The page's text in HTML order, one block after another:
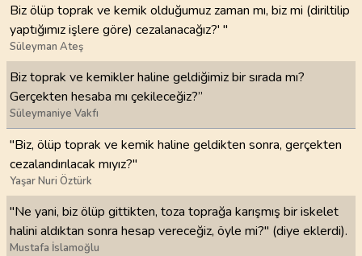
Biz ölüp toprak ve kemik olduğumuz zaman mı, biz mi (diriltilip
yaptığımız işlere göre) cezalanacağız?' "
Süleyman Ateş
Biz toprak ve kemikler haline geldiğimiz bir sırada mı?
Gerçekten hesaba mı çekileceğiz?”
Süleymaniye Vakfı
"Biz, ölüp toprak ve kemik haline geldikten sonra, gerçekten
cezalandırılacak mıyız?"
Yaşar Nuri Öztürk
"Ne yani, biz ölüp gittikten, toza toprağa karışmış bir iskelet
halini aldıktan sonra hesap vereceğiz, öyle mi?" (diye eklerdi).
Mustafa İslamoğlu